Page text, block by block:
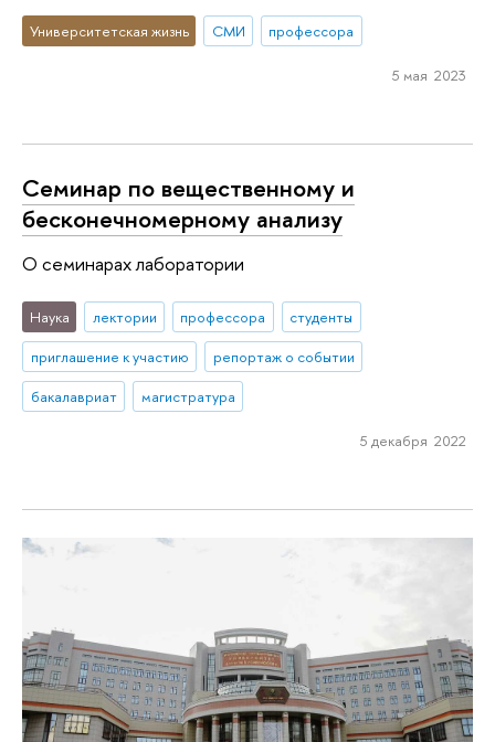
Университетская жизнь СМИ профессора
5 мая 2023
Семинар по вещественному и
бесконечномерному анализу
О семинарах лаборатории
Наука лектории профессора
студенты
приглашение к участию
репортаж о событии
бакалавриат
магистратура
5 декабря 2022